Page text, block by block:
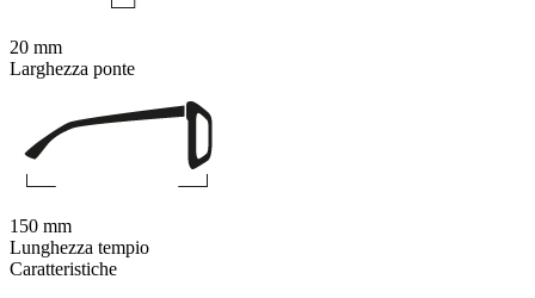
Caratteristiche
20 mm
Larghezza ponte
150 mm
Lunghezza tempio